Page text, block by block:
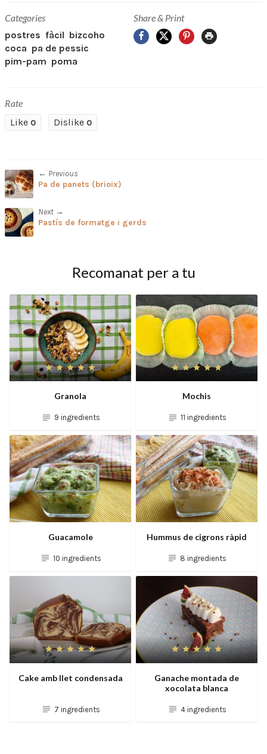
Categories
postres fàcil bizcoho
coca pa de pessic
pim-pam poma
Share & Print
Facebook
X Pinterest
Print
Rate
Like 0 Dislike 0
← Previous
Pa de panets (brioix)
Next →
Pastís de formatge i gerds
Recomanat per a tu
Granola
9 ingredients
Mochis
11 ingredients
Guacamole
10 ingredients
Hummus de cigrons ràpid
8 ingredients
Cake amb llet condensada
7 ingredients
Ganache montada de
xocolata blanca
4 ingredients